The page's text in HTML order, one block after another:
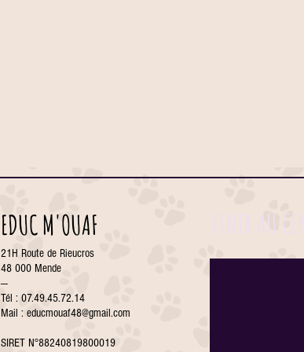
EDUC M'OUAF
21H Route de Rieucros
48 000 Mende
---
Tél : 07.49.45.72.14
Mail : educmouaf48@gmail.com
SIRET N°88240819800019
VENIR AU